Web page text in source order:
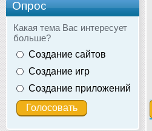
Опрос
Какая тема Вас интересует
больше?
Создание сайтов
Создание игр
Создание приложений